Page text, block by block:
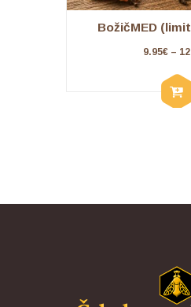
BožičMED
9.95€ –